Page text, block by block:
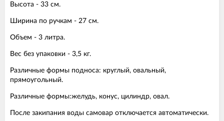
Высота - 33 см.
Ширина по ручкам - 27 см.
Объем - 3 литра.
Вес без упаковки - 3,5 кг.
Различные формы подноса: круглый, овальный,
прямоугольный.
Различные формы:желудь, конус, цилиндр, овал.
После закипания воды самовар отключается автоматически.